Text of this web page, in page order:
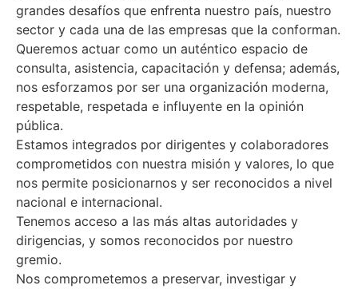
grandes desafíos que enfrenta nuestro país, nuestro
sector y cada una de las empresas que la conforman.
Queremos actuar como un auténtico espacio de
consulta, asistencia, capacitación y defensa; además,
nos esforzamos por ser una organización moderna,
respetable, respetada e influyente en la opinión
pública.
Estamos integrados por dirigentes y colaboradores
comprometidos con nuestra misión y valores, lo que
nos permite posicionarnos y ser reconocidos a nivel
nacional e internacional.
Tenemos acceso a las más altas autoridades y
dirigencias, y somos reconocidos por nuestro
gremio.
Nos comprometemos a preservar, investigar y